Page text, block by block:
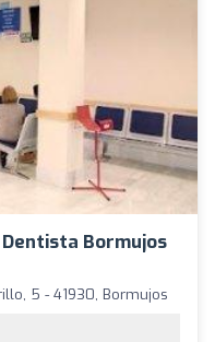
Bormujos
5 - 41930, Bormujos